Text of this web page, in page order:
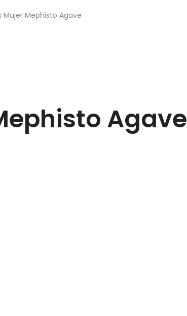
Mujer Mephisto Agave
Agave